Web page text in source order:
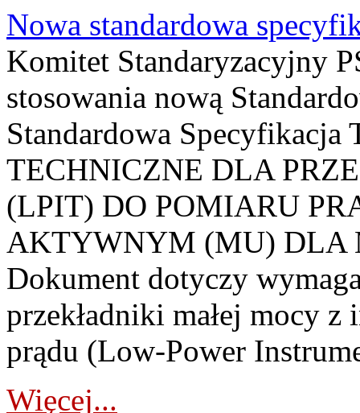
Nowa standardowa
Komitet Standaryzacyjny
stosowania nową
Standardowa
TECHNICZNE DLA
(LPIT) DO POMIARU
AKTYWNYM (MU) DLA
Dokument dotyczy
przekładniki małej mocy
prądu (Low-Power
Więcej...